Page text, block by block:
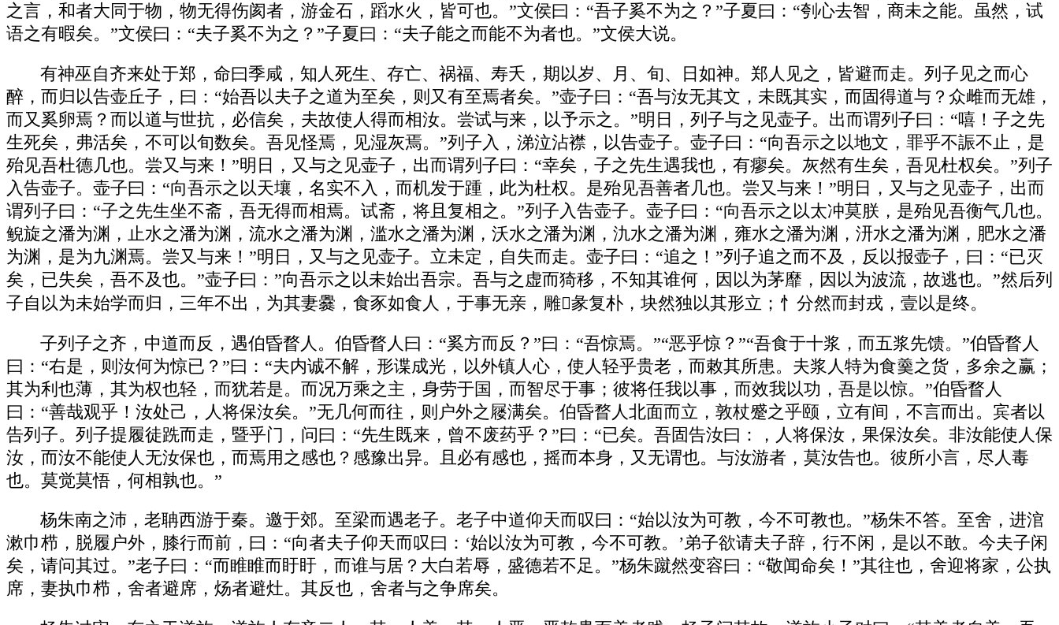
之言，和者大同于物，物无得伤阂者，游金石，蹈水火，皆可也。”文侯曰：“吾子奚不为之？”子夏曰：“刳心去智，商未之能。虽然，试
语之有暇矣。”文侯曰：“夫子奚不为之？”子夏曰：“夫子能之而能不为者也。”文侯大说。
有神巫自齐来处于郑，命曰季咸，知人死生、存亡、祸福、寿夭，期以岁、月、旬、日如神。郑人见之，皆避而走。列子见之而心
醉，而归以告壶丘子，曰：“始吾以夫子之道为至矣，则又有至焉者矣。”壶子曰：“吾与汝无其文，未既其实，而固得道与？众雌而无雄，
而又奚卵焉？而以道与世抗，必信矣，夫故使人得而相汝。尝试与来，以予示之。”明日，列子与之见壶子。出而谓列子曰：“嘻！子之先
生死矣，弗活矣，不可以旬数矣。吾见怪焉，见湿灰焉。”列子入，涕泣沾襟，以告壶子。壶子曰：“向吾示之以地文，罪乎不誫不止，是
殆见吾杜德几也。尝又与来！”明日，又与之见壶子，出而谓列子曰：“幸矣，子之先生遇我也，有瘳矣。灰然有生矣，吾见杜权矣。”列子
入告壶子。壶子曰：“向吾示之以天壤，名实不入，而机发于踵，此为杜权。是殆见吾善者几也。尝又与来！”明日，又与之见壶子，出而
谓列子曰：“子之先生坐不斋，吾无得而相焉。试斋，将且复相之。”列子入告壶子。壶子曰：“向吾示之以太冲莫朕，是殆见吾衡气几也。
鲵旋之潘为渊，止水之潘为渊，流水之潘为渊，滥水之潘为渊，沃水之潘为渊，氿水之潘为渊，雍水之潘为渊，汧水之潘为渊，肥水之潘
为渊，是为九渊焉。尝又与来！”明日，又与之见壶子。立未定，自失而走。壶子曰：“追之！”列子追之而不及，反以报壶子，曰：“已灭
矣，已失矣，吾不及也。”壶子曰：”向吾示之以未始出吾宗。吾与之虚而猗移，不知其谁何，因以为茅靡，因以为波流，故逃也。”然后列
子自以为未始学而归，三年不出，为其妻爨，食豕如食人，于事无亲，雕彖复朴，块然独以其形立；忄分然而封戎，壹以是终。
子列子之齐，中道而反，遇伯昏瞀人。伯昏瞀人曰：“奚方而反？”曰：“吾惊焉。”“恶乎惊？”“吾食于十浆，而五浆先馈。”伯昏瞀人
曰：“右是，则汝何为惊已？”曰：“夫内诚不解，形谍成光，以外镇人心，使人轻乎贵老，而敕其所患。夫浆人特为食羹之货，多余之赢；
其为利也薄，其为权也轻，而犹若是。而况万乘之主，身劳于国，而智尽于事；彼将任我以事，而效我以功，吾是以惊。”伯昏瞀人
曰：“善哉观乎！汝处己，人将保汝矣。”无几何而往，则户外之屦满矣。伯昏瞀人北面而立，敦杖蹙之乎颐，立有间，不言而出。宾者以
告列子。列子提履徒跣而走，暨乎门，问曰：“先生既来，曾不废药乎？”曰：“已矣。吾固告汝曰：，人将保汝，果保汝矣。非汝能使人保
汝，而汝不能使人无汝保也，而焉用之感也？感豫出异。且必有感也，摇而本身，又无谓也。与汝游者，莫汝告也。彼所小言，尽人毒
也。莫觉莫悟，何相孰也。”
杨朱南之沛，老聃西游于秦。邀于郊。至梁而遇老子。老子中道仰天而叹曰：“始以汝为可教，今不可教也。”杨朱不答。至舍，进涫
漱巾栉，脱履户外，膝行而前，曰：“向者夫子仰天而叹曰：‘始以汝为可教，今不可教。’弟子欲请夫子辞，行不闲，是以不敢。今夫子闲
矣，请问其过。”老子曰：“而睢睢而盱盱，而谁与居？大白若辱，盛德若不足。”杨朱蹴然变容曰：“敬闻命矣！”其往也，舍迎将家，公执
席，妻执巾栉，舍者避席，炀者避灶。其反也，舍者与之争席矣。